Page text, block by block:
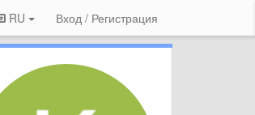
RU Вход / Регистрация